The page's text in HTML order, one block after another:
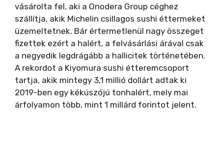
vásárolta fel, aki a Onodera Group céghez
szállítja, akik Michelin csillagos sushi éttermeket
üzemeltetnek. Bár értermetlenül nagy összeget
fizettek ezért a halért, a felvásárlási árával csak
a negyedik legdrágább a hallicitek történetében.
A rekordot a Kiyomura sushi étteremcsoport
tartja, akik mintegy 3,1 millió dollárt adtak ki
2019-ben egy kékúszójú tonhalért, mely mai
árfolyamon több, mint 1 millárd forintot jelent.